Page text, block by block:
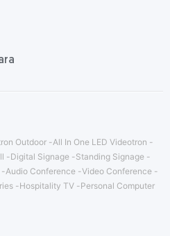
Outdoor
All In One LED Videotron
Digital Signage
Standing Signage
Audio Conference Video Conference
Hospitality TV Personal Computer